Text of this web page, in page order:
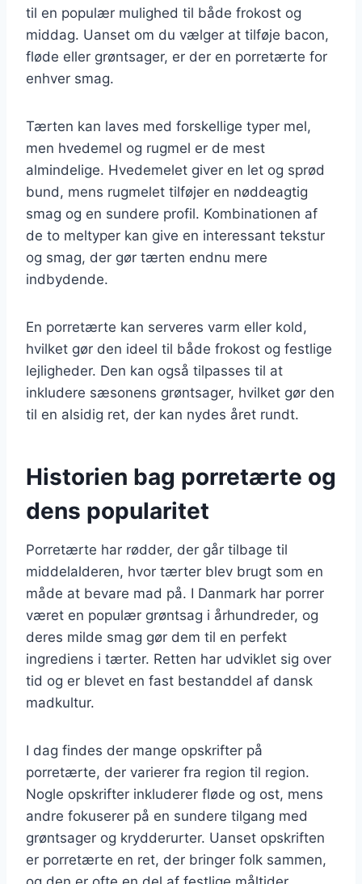
til en populær mulighed til både frokost og
middag. Uanset om du vælger at tilføje bacon,
fløde eller grøntsager, er der en porretærte for
enhver smag.
Tærten kan laves med forskellige typer mel,
men hvedemel og rugmel er de mest
almindelige. Hvedemelet giver en let og sprød
bund, mens rugmelet tilføjer en nøddeagtig
smag og en sundere profil. Kombinationen af
de to meltyper kan give en interessant tekstur
og smag, der gør tærten endnu mere
indbydende.
En porretærte kan serveres varm eller kold,
hvilket gør den ideel til både frokost og festlige
lejligheder. Den kan også tilpasses til at
inkludere sæsonens grøntsager, hvilket gør den
til en alsidig ret, der kan nydes året rundt.
Historien bag porretærte og
dens popularitet
Porretærte har rødder, der går tilbage til
middelalderen, hvor tærter blev brugt som en
måde at bevare mad på. I Danmark har porrer
været en populær grøntsag i århundreder, og
deres milde smag gør dem til en perfekt
ingrediens i tærter. Retten har udviklet sig over
tid og er blevet en fast bestanddel af dansk
madkultur.
I dag findes der mange opskrifter på
porretærte, der varierer fra region til region.
Nogle opskrifter inkluderer fløde og ost, mens
andre fokuserer på en sundere tilgang med
grøntsager og krydderurter. Uanset opskriften
er porretærte en ret, der bringer folk sammen,